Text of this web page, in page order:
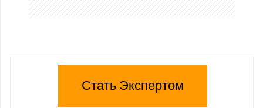
Стать Экспертом